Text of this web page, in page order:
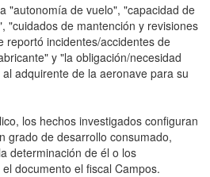
"autonomía de vuelo", "capacidad de
"cuidados de mantención y revisiones
reportó incidentes/accidentes de
y "la obligación/necesidad
adquirente de la aeronave para su
los hechos investigados configuran
grado de desarrollo consumado,
determinación de él o los
documento el fiscal Campos.